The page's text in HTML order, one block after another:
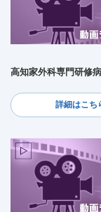
高知家外科専門研修
詳細はこち